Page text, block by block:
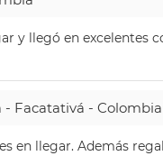
y llegó en excelentes
- Facatativá - Colombia
llegar. Además